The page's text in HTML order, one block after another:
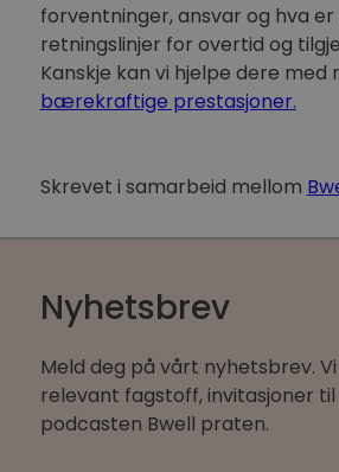
forventninger, ansvar og hva er
retningslinjer for overtid og
Kanskje kan vi hjelpe dere
bærekraftige prestasjoner.
Skrevet i samarbeid mellom
Nyhetsbrev
Meld deg på vårt nyhetsbrev.
relevant fagstoff, invitasjoner
podcasten Bwell praten.